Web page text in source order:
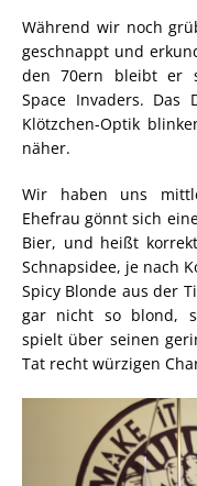
Während wir noch
geschnappt und
den 70ern bleibt er
Space Invaders. Das
Klötzchen-Optik
näher.
Wir haben uns
Ehefrau gönnt sich
Bier, und heißt
Schnapsidee, je nach
Spicy Blonde aus der
gar nicht so blond,
spielt über seinen
Tat recht würzigen